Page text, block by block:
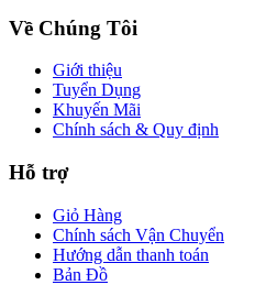
Về Chúng Tôi
Giới thiệu
Tuyển Dụng
Khuyến Mãi
Chính sách & Quy định
Hỗ trợ
Giỏ Hàng
Chính sách Vận Chuyển
Hướng dẫn thanh toán
Bản Đồ